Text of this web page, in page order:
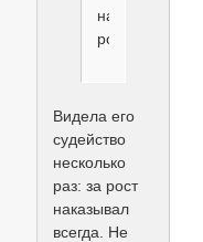
на
рост.
Видела его
судейство
несколько
раз: за рост
наказывал
всегда. Не